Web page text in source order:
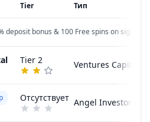
Tier Тип
deposit bonus & 100 Free spins on sign up!
Tier 2 Ventures Capital
Отсутствует Angel Investor